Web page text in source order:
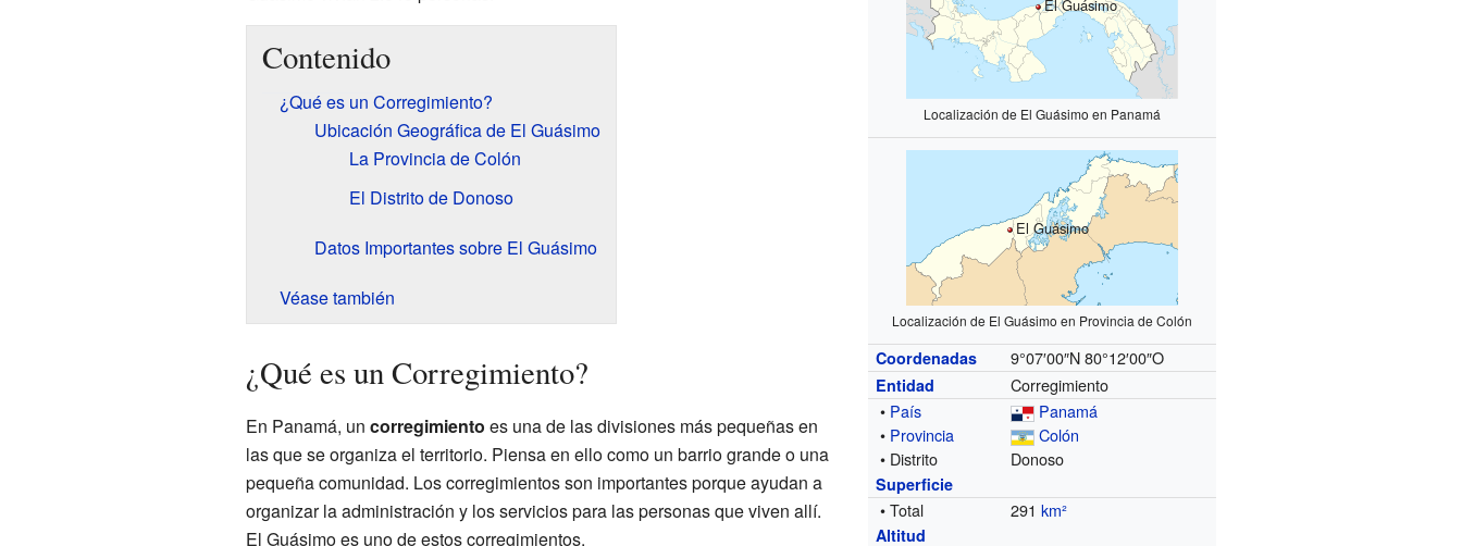
El Guásimo
Localización de El Guásimo en Panamá
El Guásimo
Localización de El Guásimo en Provincia de Colón
Coordenadas 9°07′00″N 80°12′00″O
Entidad
Corregimiento
• País
Panamá
• Provincia
Colón
• Distrito
Donoso
Superficie
• Total 291km²
Altitud
Contenido
¿Qué es un Corregimiento?
Ubicación Geográfica de El Guásimo
La Provincia de Colón
El Distrito de Donoso
Datos Importantes sobre El Guásimo
Véase también
¿Qué es un Corregimiento?
En Panamá, un corregimiento es una de las divisiones más pequeñas en
las que se organiza el territorio. Piensa en ello como un barrio grande o una
pequeña comunidad. Los corregimientos son importantes porque ayudan a
organizar la administración y los servicios para las personas que viven allí.
El Guásimo es uno de estos corregimientos.